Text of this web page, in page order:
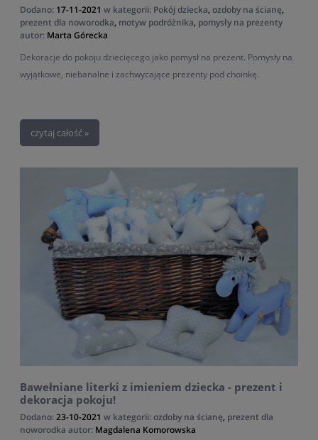
Dodano: 17-11-2021 w kategorii: Pokój dziecka, ozdoby na ścianę,
prezent dla noworodka, motyw podróżnika, pomysły na prezenty
autor: Marta Górecka
Dekoracje do pokoju dziecięcego jako pomysł na prezent. Pomysły na
wyjątkowe, niebanalne i zachwycające prezenty pod choinkę.
czytaj całość »
Bawełniane literki z imieniem dziecka - prezent i
dekoracja pokoju!
Dodano:23-10-2021 w kategorii:ozdoby na ścianę, prezent dla
noworodka autor: Magdalena Komorowska